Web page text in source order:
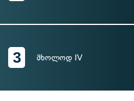
3 მხოლოდ IV